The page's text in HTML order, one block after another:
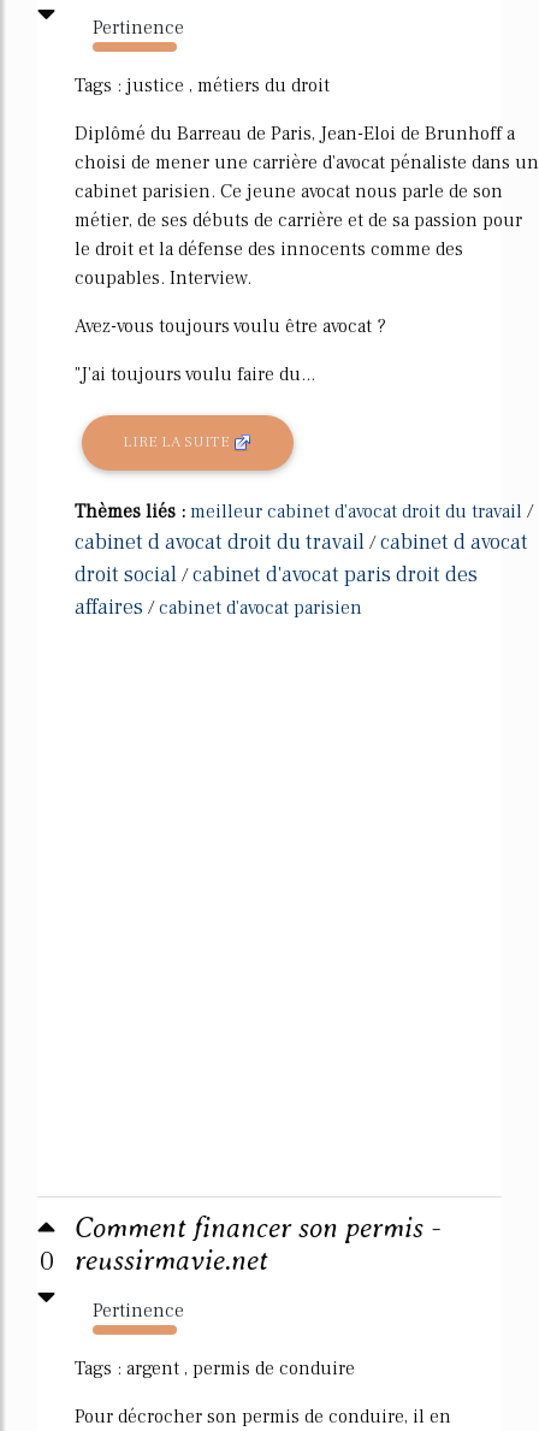
Pertinence
796%
Tags : justice , métiers du droit
Diplômé du Barreau de Paris, Jean-Eloi de Brunhoff a
choisi de mener une carrière d'avocat pénaliste dans un
cabinet parisien. Ce jeune avocat nous parle de son
métier, de ses débuts de carrière et de sa passion pour
le droit et la défense des innocents comme des
coupables. Interview.
Avez-vous toujours voulu être avocat ?
"J'ai toujours voulu faire du...
LIRE LA SUITE
Thèmes liés : meilleur cabinet d'avocat droit du travail /
cabinet d avocat droit du travail /cabinet d avocat
droit social /cabinet d'avocat paris droit des
affaires /cabinet d'avocat parisien
0
Comment financer son permis -
reussirmavie.net
Pertinence
474%
Tags : argent , permis de conduire
Pour décrocher son permis de conduire, il en